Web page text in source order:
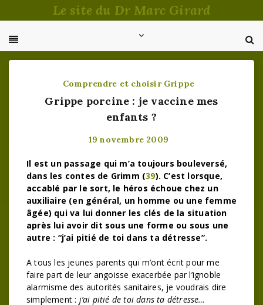
au
Le site du Dr Marc Girard
Comprendre et choisir Grippe
Grippe porcine : je vaccine mes
enfants ?
19 novembre 2009
Il est un passage qui m’a toujours bouleversé,
dans les contes de Grimm (39). C’est lorsque,
accablé par le sort, le héros échoue chez un
auxiliaire (en général, un homme ou une femme
âgée) qui va lui donner les clés de la situation
après lui avoir dit sous une forme ou sous une
autre : “j’ai pitié de toi dans ta détresse”.
A tous les jeunes parents qui m’ont écrit pour me
faire part de leur angoisse exacerbée par l’ignoble
alarmisme des autorités sanitaires, je voudrais dire
simplement : j’ai pitié de toi dans ta détresse…